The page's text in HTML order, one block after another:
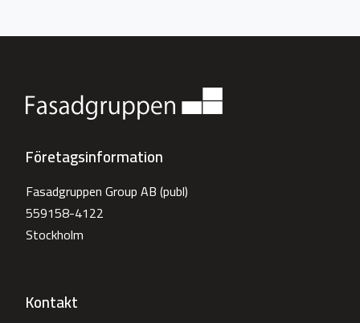
Företagsinformation
Fasadgruppen Group AB (publ)
559158-4122
Stockholm
Kontakt